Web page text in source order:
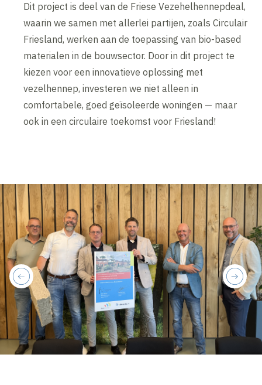
Dit project is deel van de Friese Vezehelhennepdeal,
waarin we samen met allerlei partijen, zoals Circulair
Friesland, werken aan de toepassing van bio-based
materialen in de bouwsector. Door in dit project te
kiezen voor een innovatieve oplossing met
vezelhennep, investeren we niet alleen in
comfortabele, goed geïsoleerde woningen — maar
ook in een circulaire toekomst voor Friesland!
next
previous